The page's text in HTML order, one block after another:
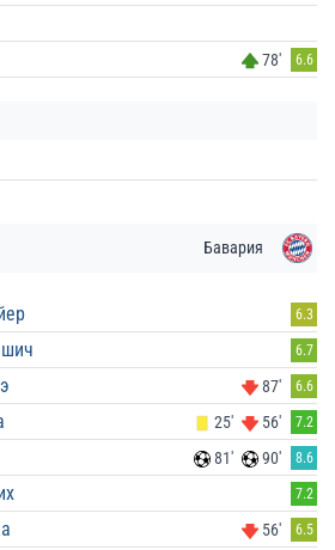
78' 6.6
Бавария
6.3
6.7
87' 6.6
25' 56' 7.2
81' 90' 8.6
7.2
56' 6.5